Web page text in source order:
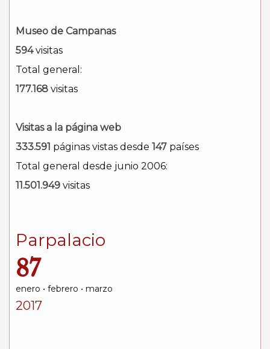
Museo de Campanas
594visitas
Total general:
177.168 visitas
Visitas a la página web
333.591 páginas vistas desde 147 países
Total general desde junio 2006:
11.501.949 visitas
Parpalacio
87
enero • febrero • marzo
2017